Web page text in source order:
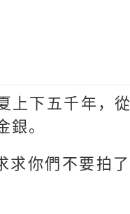
上下五千年，
銀。
求你們不要拍